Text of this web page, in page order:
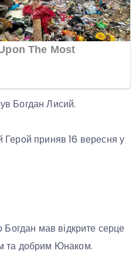
Богдан Лисий.
Герой приняв 16 вересня у
Богдан мав відкрите серце
та добрим Юнаком.